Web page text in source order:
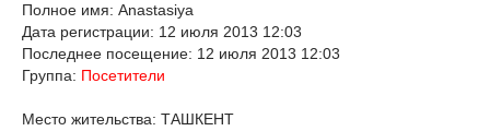
Полное имя: Anastasiya
Дата регистрации: 12 июля 2013 12:03
Последнее посещение: 12 июля 2013 12:03
Группа: Посетители
Место жительства: ТАШКЕНТ